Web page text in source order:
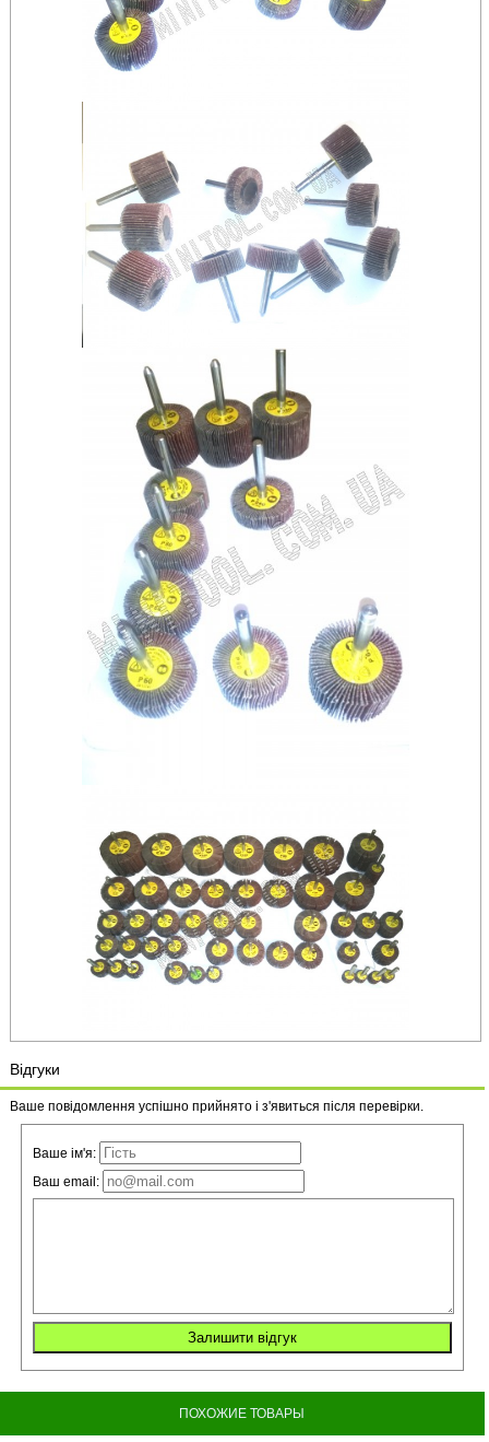
Відгуки
Ваше повідомлення успішно прийнято і з'явиться після перевірки.
Ваше ім'я:
Ваш email:
ПОХОЖИЕ ТОВАРЫ